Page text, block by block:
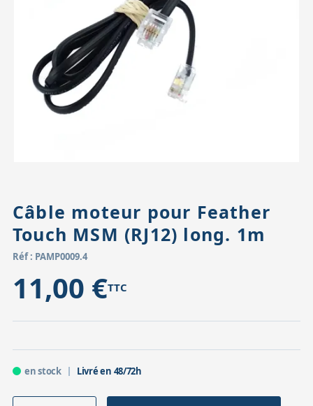
Accessoires pour montures
Pièces détachées
Câble moteur pour Feather
Touch MSM (RJ12) long. 1m
Réf : PAMP0009.4
11,00 €TTC
en stock Livré en 48/72h